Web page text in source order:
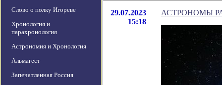
Слово о полку Игореве
Хронология и
парахронология
Астрономия и Хронология
Альмагест
Запечатленная Россия
29.07.2023
15:18
АСТРОНОМЫ